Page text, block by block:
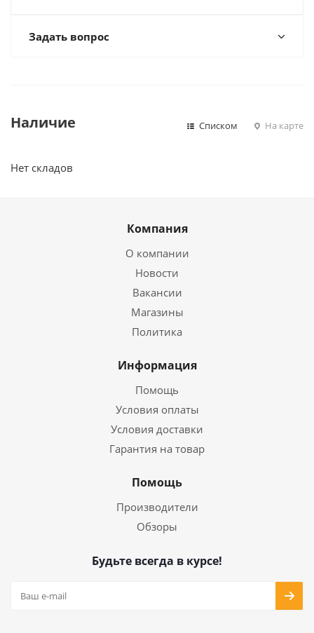
Задать вопрос
Наличие Списком На карте
Нет складов
Компания
О компании
Новости
Вакансии
Магазины
Политика
Информация
Помощь
Условия оплаты
Условия доставки
Гарантия на товар
Помощь
Производители
Обзоры
Будьте всегда в курсе!